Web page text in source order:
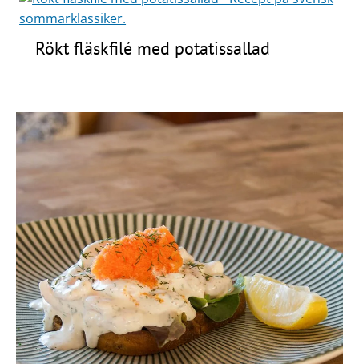
Rökt fläskfilé med potatissallad